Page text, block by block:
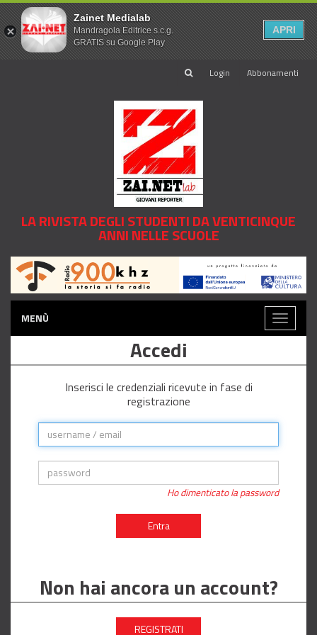
Login Abbonamenti
LA RIVISTA DEGLI STUDENTI DA VENTICINQUE
ANNI NELLE SCUOLE
MENÙ
Toggle
Accedi
Inserisci le credenziali ricevute in fase di
registrazione
Ho dimenticato la password
Entra
Non hai ancora un account?
REGISTRATI
Zainet Medialab
Mandragola Editrice s.c.g.
GRATIS su Google Play
APRI